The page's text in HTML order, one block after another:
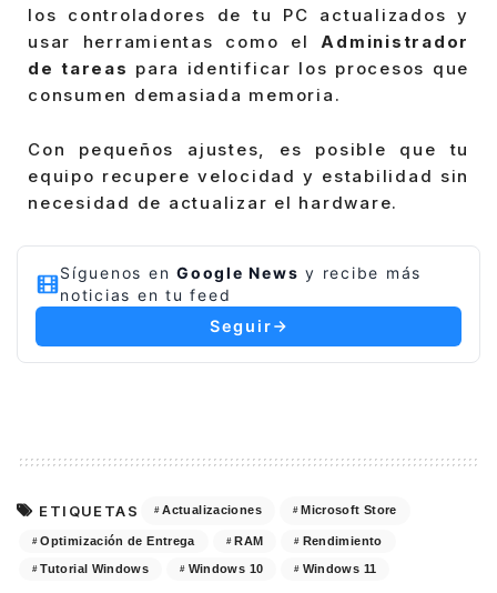
los controladores de tu PC actualizados y
usar herramientas como elAdministrador
de tareas para identificar los procesos que
consumen demasiada memoria.
Con pequeños ajustes, es posible que tu
equipo recupere velocidad y estabilidad sin
necesidad de actualizar el hardware.
Síguenos en Google News y recibe más
noticias en tu feed
Seguir
ETIQUETAS Actualizaciones Microsoft Store
Optimización de Entrega RAM Rendimiento
Tutorial Windows Windows 10 Windows 11